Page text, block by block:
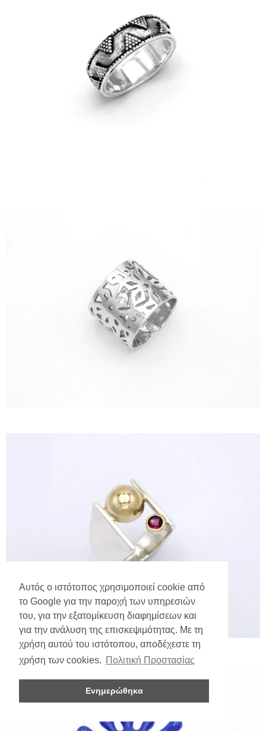
Αυτός ο ιστότοπος χρησιμοποιεί cookie από
το Google για την παροχή των υπηρεσιών
του, για την εξατομίκευση διαφημίσεων και
για την ανάλυση της επισκεψιμότητας. Με τη
χρήση αυτού του ιστότοπου, αποδέχεστε τη
χρήση των cookies. Πολιτική Προστασίας
Ενημερώθηκα